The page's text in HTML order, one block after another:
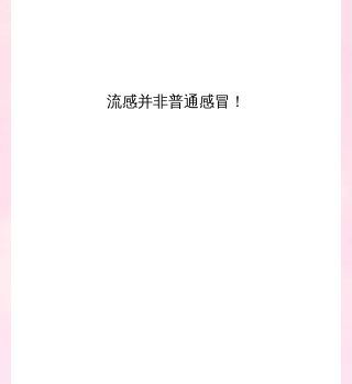
流感并非普通感冒！